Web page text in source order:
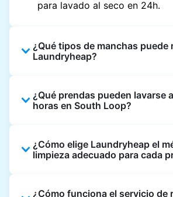
para lavado al seco en 24h.
¿Qué tipos de manchas puede
Laundryheap?
como aceite, grasa, comida,
sudor y tinta mediante lavado
según el tipo de tela y la
mancha.
¿Qué prendas pueden lavarse
horas en South Loop?
prendas de uso diario dentro
incluyendo camisas, ternos,
cuidado especializado, como
¿Cómo elige Laundryheap el
limpieza adecuado para cada
¿Cómo funciona el servicio de